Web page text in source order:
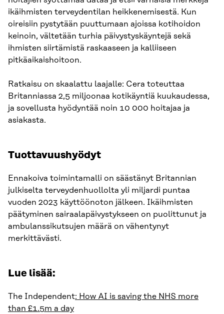
ikäihmisten terveydentilan heikkenemisestä. Kun
oireisiin pystytään puuttumaan ajoissa kotihoidon
keinoin, vältetään turhia päivystyskäyntejä sekä
ihmisten siirtämistä raskaaseen ja kalliiseen
pitkäaikaishoitoon.
Ratkaisu on skaalattu laajalle: Cera toteuttaa
Britanniassa 2,5 miljoonaa kotikäyntiä kuukaudessa,
ja sovellusta hyödyntää noin 10 000 hoitajaa ja
asiakasta.
Tuottavuushyödyt
Ennakoiva toimintamalli on säästänyt Britannian
julkiselta terveydenhuollolta yli miljardi puntaa
vuoden 2023 käyttöönoton jälkeen. Ikäihmisten
päätyminen sairaalapäivystykseen on puolittunut ja
ambulanssikutsujen määrä on vähentynyt
merkittävästi.
Lue lisää:
The Independent: How AI is saving the NHS more
than £1.5m a day